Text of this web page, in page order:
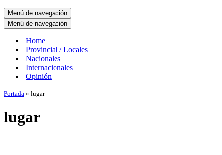
Menú de navegación
Menú de navegación
Home
Provincial / Locales
Nacionales
Internacionales
Opinión
Portada » lugar
lugar